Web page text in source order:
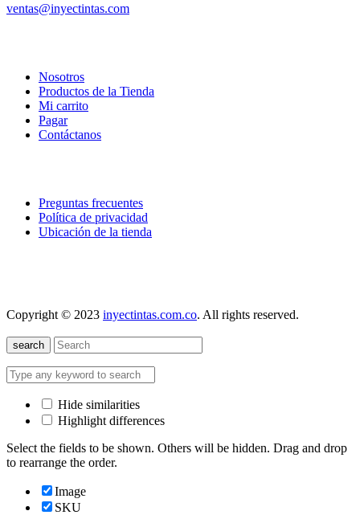
ventas@inyectintas.com
Nosotros
Productos de la Tienda
Mi carrito
Pagar
Contáctanos
Preguntas frecuentes
Política de privacidad
Ubicación de la tienda
Copyright © 2023 inyectintas.com.co. All rights reserved.
search
Hide similarities
Highlight differences
Select the fields to be shown. Others will be hidden. Drag and drop
to rearrange the order.
Image
SKU